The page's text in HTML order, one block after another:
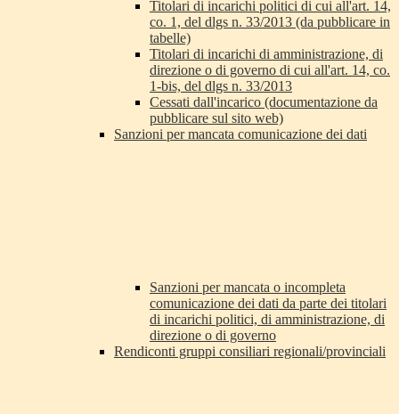
Titolari di incarichi politici di cui all'art. 14,
co. 1, del dlgs n. 33/2013 (da pubblicare in
tabelle)
Titolari di incarichi di amministrazione, di
direzione o di governo di cui all'art. 14, co.
1-bis, del dlgs n. 33/2013
Cessati dall'incarico (documentazione da
pubblicare sul sito web)
Sanzioni per mancata comunicazione dei dati
Sanzioni per mancata o incompleta
comunicazione dei dati da parte dei titolari
di incarichi politici, di amministrazione, di
direzione o di governo
Rendiconti gruppi consiliari regionali/provinciali